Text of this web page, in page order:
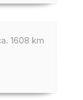
1608 km